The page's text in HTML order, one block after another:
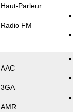
Haut-Parleur
Radio FM
AAC
3GA
AMR